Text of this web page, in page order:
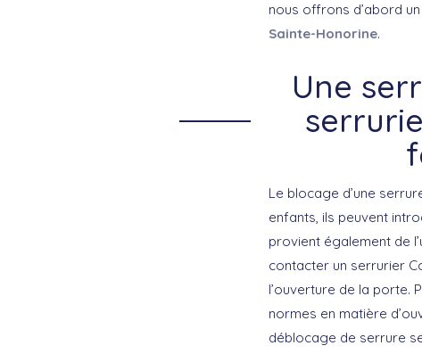
nous offrons d’abord
Sainte-Honorine.
Une
Le blocage d’une
enfants, ils peuvent
provient également de
contacter un serrurier
l’ouverture de la porte.
normes en matière
déblocage de serrure